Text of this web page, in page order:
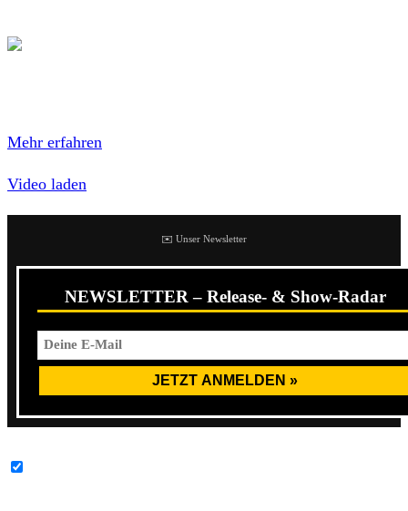
Mehr erfahren
Video laden
✉️ Unser Newsletter
NEWSLETTER – Release- & Show-Radar